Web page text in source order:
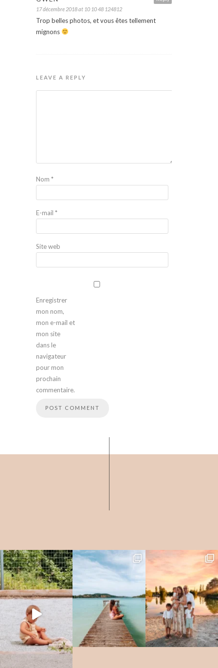
17 décembre 2018 at 10 10 48 124812
Trop belles photos, et vous êtes tellement
mignons
LEAVE A REPLY
Nom *
E-mail *
Site web
Enregistrer
mon nom,
mon e-mail et
mon site
dans le
navigateur
pour mon
prochain
commentaire.